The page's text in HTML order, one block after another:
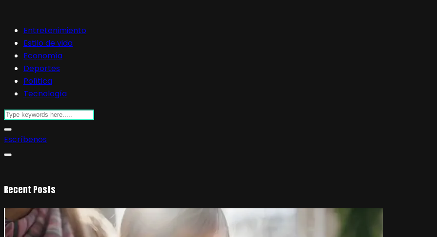
Entretenimiento
Estilo de vida
Economía
Deportes
Política
Tecnología
Escríbenos
Recent Posts